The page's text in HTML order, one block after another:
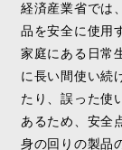
経済産業省では
品を安全に使用
家庭にある日常
に長い間使い続
たり、誤った使
あるため、安全
身の回りの製品